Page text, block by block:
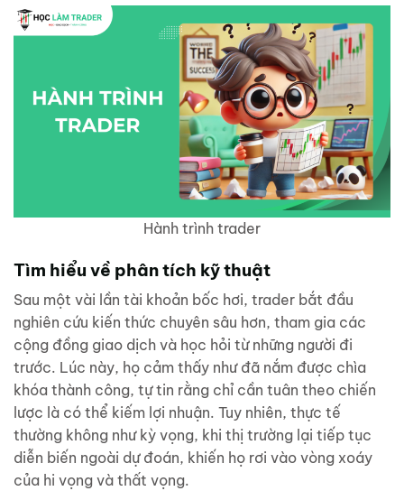
Hành trình trader
Tìm hiểu về phân tích kỹ thuật
Sau một vài lần tài khoản bốc hơi, trader bắt đầu
nghiên cứu kiến thức chuyên sâu hơn, tham gia các
cộng đồng giao dịch và học hỏi từ những người đi
trước. Lúc này, họ cảm thấy như đã nắm được chìa
khóa thành công, tự tin rằng chỉ cần tuân theo chiến
lược là có thể kiếm lợi nhuận. Tuy nhiên, thực tế
thường không như kỳ vọng, khi thị trường lại tiếp tục
diễn biến ngoài dự đoán, khiến họ rơi vào vòng xoáy
của hi vọng và thất vọng.